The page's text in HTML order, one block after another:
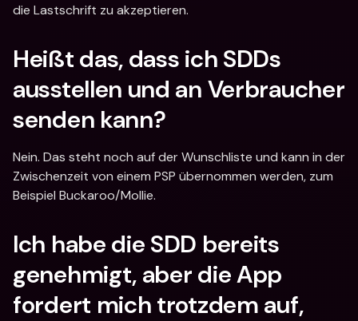
die Lastschrift zu akzeptieren.
Heißt das, dass ich SDDs
ausstellen und an Verbraucher
senden kann?
Nein. Das steht noch auf der Wunschliste und kann in der
Zwischenzeit von einem PSP übernommen werden, zum
Beispiel Buckaroo/Mollie.
Ich habe die SDD bereits
genehmigt, aber die App
fordert mich trotzdem auf,